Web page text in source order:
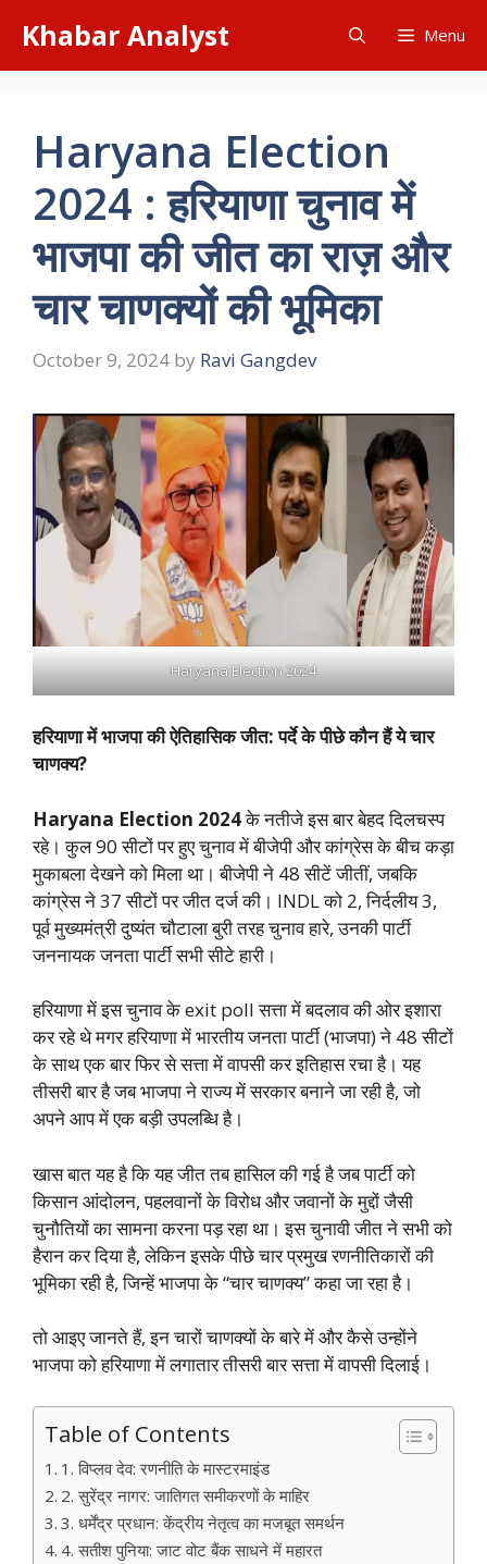
content
Khabar Analyst Menu
Haryana Election
2024 : हरियाणा चुनाव में
भाजपा की जीत का राज़ और
चार चाणक्यों की भूमिका
October 9, 2024 by Ravi Gangdev
Haryana Election 2024
हरियाणा में भाजपा की ऐतिहासिक जीत: पर्दे के पीछे कौन हैं ये चार
चाणक्य?
Haryana Election 2024के नतीजे इस बार बेहद दिलचस्प
रहे। कुल 90 सीटों पर हुए चुनाव में बीजेपी और कांग्रेस के बीच कड़ा
मुकाबला देखने को मिला था। बीजेपी ने 48 सीटें जीतीं, जबकि
कांग्रेस ने 37 सीटों पर जीत दर्ज की। INDL को 2, निर्दलीय 3,
पूर्व मुख्यमंत्री दुष्यंत चौटाला बुरी तरह चुनाव हारे, उनकी पार्टी
जननायक जनता पार्टी सभी सीटे हारी।
हरियाणा में इस चुनाव के exit poll सत्ता में बदलाव की ओर इशारा
कर रहे थे मगर हरियाणा में भारतीय जनता पार्टी (भाजपा) ने 48 सीटों
के साथ एक बार फिर से सत्ता में वापसी कर इतिहास रचा है। यह
तीसरी बार है जब भाजपा ने राज्य में सरकार बनाने जा रही है, जो
अपने आप में एक बड़ी उपलब्धि है।
खास बात यह है कि यह जीत तब हासिल की गई है जब पार्टी को
किसान आंदोलन, पहलवानों के विरोध और जवानों के मुद्दों जैसी
चुनौतियों का सामना करना पड़ रहा था। इस चुनावी जीत ने सभी को
हैरान कर दिया है, लेकिन इसके पीछे चार प्रमुख रणनीतिकारों की
भूमिका रही है, जिन्हें भाजपा के “चार चाणक्य” कहा जा रहा है।
तो आइए जानते हैं, इन चारों चाणक्यों के बारे में और कैसे उन्होंने
भाजपा को हरियाणा में लगातार तीसरी बार सत्ता में वापसी दिलाई।
Table of Contents
1. विप्लव देव: रणनीति के मास्टरमाइंड
2. सुरेंद्र नागर: जातिगत समीकरणों के माहिर
3. धर्मेंद्र प्रधान: केंद्रीय नेतृत्व का मजबूत समर्थन
4. सतीश पुनिया: जाट वोट बैंक साधने में महारत